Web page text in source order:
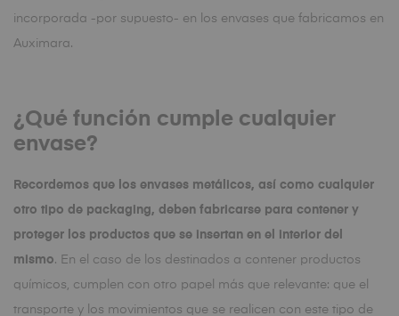
incorporada -por supuesto- en los envases que fabricamos en
Auximara.
¿Qué función cumple cualquier
envase?
Recordemos que los envases metálicos, así como cualquier
otro tipo de packaging, deben fabricarse para contener y
proteger los productos que se insertan en el interior del
mismo. En el caso de los destinados a contener productos
químicos, cumplen con otro papel más que relevante: que el
transporte y los movimientos que se realicen con este tipo de